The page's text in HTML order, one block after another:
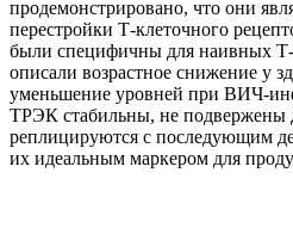
продемонстрировано, что они
перестройки Т-клеточного
были специфичны для наивных Т-
описали возрастное снижение у
уменьшение уровней при ВИЧ-
ТРЭК стабильны, не подвержены
реплицируются с последующим
их идеальным маркером для